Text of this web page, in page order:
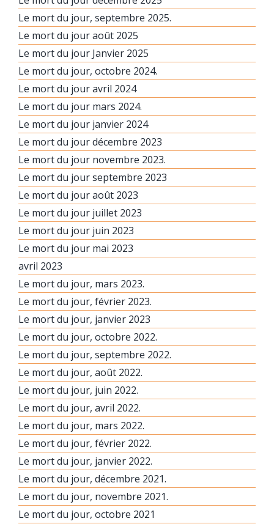
Le mort du jour, septembre 2025.
Le mort du jour août 2025
Le mort du jour Janvier 2025
Le mort du jour, octobre 2024.
Le mort du jour avril 2024
Le mort du jour mars 2024.
Le mort du jour janvier 2024
Le mort du jour décembre 2023
Le mort du jour novembre 2023.
Le mort du jour septembre 2023
Le mort du jour août 2023
Le mort du jour juillet 2023
Le mort du jour juin 2023
Le mort du jour mai 2023
avril 2023
Le mort du jour, mars 2023.
Le mort du jour, février 2023.
Le mort du jour, janvier 2023
Le mort du jour, octobre 2022.
Le mort du jour, septembre 2022.
Le mort du jour, août 2022.
Le mort du jour, juin 2022.
Le mort du jour, avril 2022.
Le mort du jour, mars 2022.
Le mort du jour, février 2022.
Le mort du jour, janvier 2022.
Le mort du jour, décembre 2021.
Le mort du jour, novembre 2021.
Le mort du jour, octobre 2021